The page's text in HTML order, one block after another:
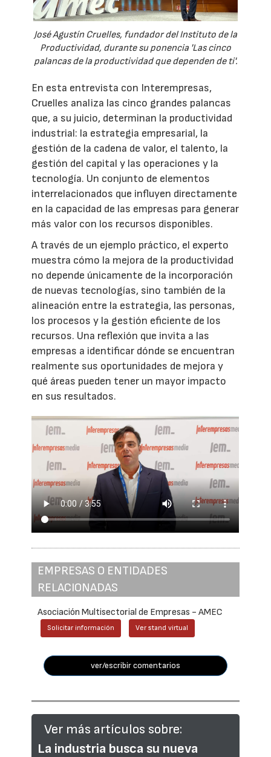
José Agustín Cruelles, fundador del Instituto de la
Productividad, durante su ponencia 'Las cinco
palancas de la productividad que dependen de ti'.
En esta entrevista con Interempresas,
Cruelles analiza las cinco grandes palancas
que, a su juicio, determinan la productividad
industrial: la estrategia empresarial, la
gestión de la cadena de valor, el talento, la
gestión del capital y las operaciones y la
tecnología. Un conjunto de elementos
interrelacionados que influyen directamente
en la capacidad de las empresas para generar
más valor con los recursos disponibles.
A través de un ejemplo práctico, el experto
muestra cómo la mejora de la productividad
no depende únicamente de la incorporación
de nuevas tecnologías, sino también de la
alineación entre la estrategia, las personas,
los procesos y la gestión eficiente de los
recursos. Una reflexión que invita a las
empresas a identificar dónde se encuentran
realmente sus oportunidades de mejora y
qué áreas pueden tener un mayor impacto
en sus resultados.
EMPRESAS O ENTIDADES
RELACIONADAS
Asociación Multisectorial de Empresas - AMEC
Solicitar información Ver stand virtual
ver/escribir comentarios
Ver más artículos sobre:
La industria busca su nueva